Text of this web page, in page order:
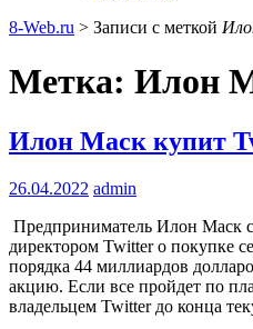
8-Web.ru > Записи с меткой
Метка: Илон
Илон Маск купит
26.04.2022 admin
Предприниматель Илон Маск
директором Twitter о покупке
порядка 44 миллиардов
акцию. Если все пройдет по
владельцем Twitter до конца